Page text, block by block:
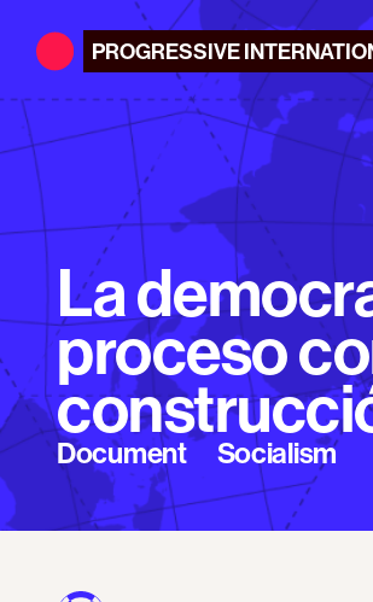
PROGRESSIVE
La
proceso
Document Socialism